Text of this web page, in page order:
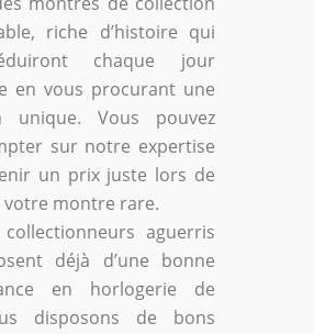
riche d’histoire qui
chaque jour
en vous procurant une
unique. Vous pouvez
sur notre expertise
un prix juste lors de
votre montre rare.
aguerris
déjà d’une bonne
en horlogerie de
disposons de bons